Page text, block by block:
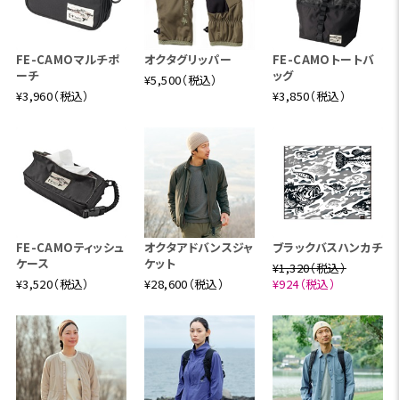
FE-CAMOマルチポ
ーチ
¥3,960（税込）
オクタグリッパー
¥5,500（税込）
FE-CAMOトートバ
ッグ
¥3,850（税込）
FE-CAMOティッシュ
ケース
¥3,520（税込）
オクタアドバンスジャ
ケット
¥28,600（税込）
ブラックバスハンカチ
¥1,320（税込）
¥924（税込）